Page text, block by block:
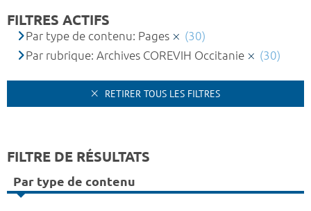
FILTRES ACTIFS
Par type de contenu: Pages
(30)
Par rubrique: Archives COREVIH Occitanie
(30)
RETIRER TOUS LES FILTRES
FILTRE DE RÉSULTATS
Par type de contenu